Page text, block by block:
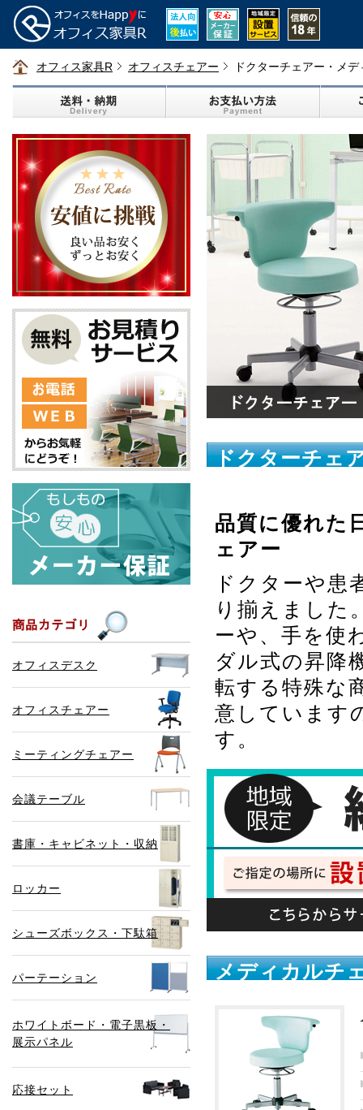
オフィス家具R オフィスチェアー ドクターチェアー・メ
ドクターチェ
品質に優れた
ェアー
ドクターや患
り揃えました
ーや、手を使
ダル式の昇降
転する特殊な
意しています
す。
メディカルチ
オフィスデスク
オフィスチェアー
ミーティングチェアー
会議テーブル
書庫・キャビネット・収納
ロッカー
シューズボックス・下駄箱
パーテーション
ホワイトボード・電子黒板・
展示パネル
応接セット